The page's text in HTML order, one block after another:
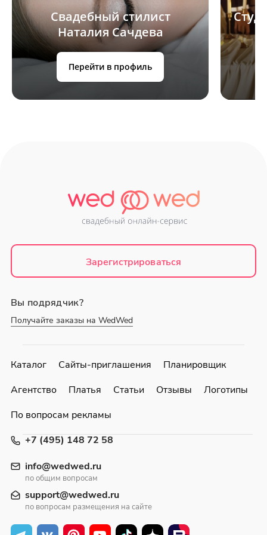
Свадебный стилист
Наталия Сачдева
Перейти в профиль
Зарегистрироваться
Вы подрядчик?
Получайте заказы на WedWed
+7 (495) 148 72 58
info@wedwed.ru
по общим вопросам
support@wedwed.ru
по вопросам размещения на сайте
Каталог Сайты-приглашения
Планировщик
Агентство
Платья Статьи Отзывы
Логотипы
По вопросам рекламы